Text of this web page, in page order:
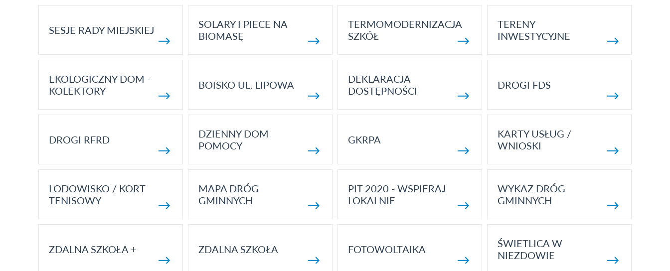
SESJE RADY MIEJSKIEJ
SOLARY I PIECE NA
BIOMASĘ
TERMOMODERNIZACJA
SZKÓŁ
TERENY
INWESTYCYJNE
EKOLOGICZNY DOM -
KOLEKTORY
BOISKO UL. LIPOWA
DEKLARACJA
DOSTĘPNOŚCI
DROGI FDS
DROGI RFRD
DZIENNY DOM
POMOCY
GKRPA
KARTY USŁUG /
WNIOSKI
LODOWISKO / KORT
TENISOWY
MAPA DRÓG
GMINNYCH
PIT 2020 - WSPIERAJ
LOKALNIE
WYKAZ DRÓG
GMINNYCH
ZDALNA SZKOŁA + ZDALNA SZKOŁA FOTOWOLTAIKA
ŚWIETLICA W
NIEZDOWIE